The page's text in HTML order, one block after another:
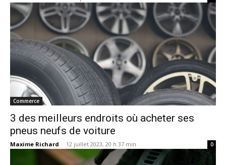
Commerce
3 des meilleurs endroits où acheter ses
pneus neufs de voiture
Maxime Richard - 12 juillet 2023, 20 h 37 min 0